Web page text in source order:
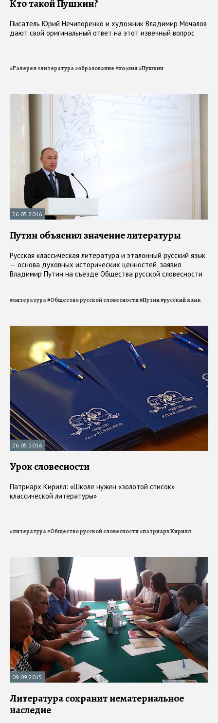
Кто такой Пушкин?
Писатель Юрий Нечипоренко и художник Владимир Мочалов
дают свой оригинальный ответ на этот извечный вопрос
#Галерея#литература#образование#поэзия#Пушкин
26.05.2016
Путин объяснил значение литературы
Русская классическая литература и эталонный русский язык
— основа духовных исторических ценностей, заявил
Владимир Путин на съезде Общества русской словесности
#литература#Общество русской словесности#Путин#русский язык
26.05.2016
Урок словесности
Патриарх Кирилл: «Школе нужен «золотой список»
классической литературы»
#литература#Общество русской словесности#патриарх Кирилл
09.09.2015
Литература сохранит нематериальное
наследие